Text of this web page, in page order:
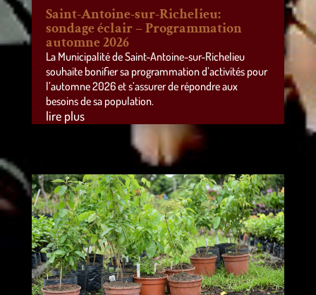
Saint-Antoine-sur-Richelieu:
sondage éclair – Programmation
automne 2026
La Municipalité de Saint-Antoine-sur-Richelieu
souhaite bonifier sa programmation d’activités pour
l’automne 2026 et s’assurer de répondre aux
besoins de sa population.
lire plus